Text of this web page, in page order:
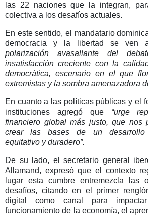
las 22 naciones que la integran,
colectiva a los desafíos actuales.
En este sentido, el mandatario
democracia y la libertad se ven
polarización avasallante del
insatisfacción creciente con la
democrática, escenario en el que
extremistas y la sombra amenazadora
En cuanto a las políticas públicas y el
instituciones agregó que “urge
financiero global más justo, que nos
crear las bases de un desarrollo
equitativo y duradero”.
De su lado, el secretario general
Allamand, expresó que el contexto
lugar esta cumbre entremezcla las
desafíos, citando en el primer
digital
como canal para impactar
funcionamiento de la economía, el